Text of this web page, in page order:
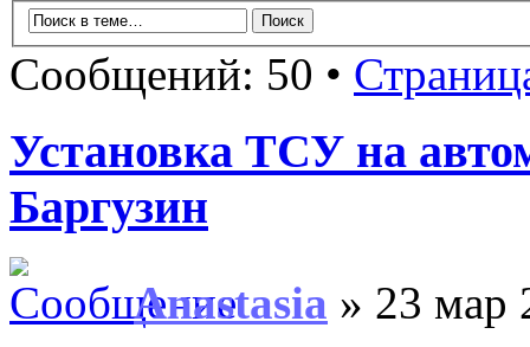
Сообщений: 50 •
Установка ТСУ на
Баргузин
Anastasia » 23 мар